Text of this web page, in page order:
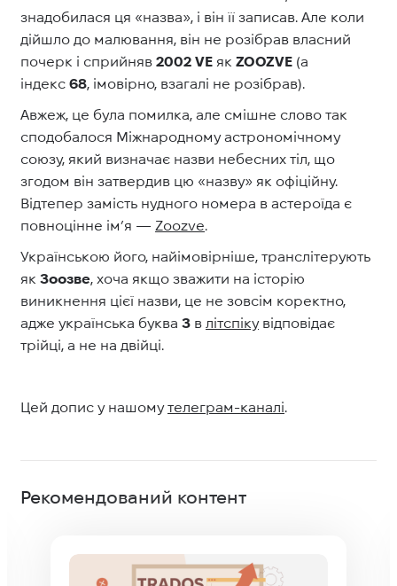
знадобилася ця «назва», і він її записав. Але коли
дійшло до малювання, він не розібрав власний
почерк і сприйняв 2002 VE як ZOOZVE (а
індекс 68, імовірно, взагалі не розібрав).
Авжеж, це була помилка, але смішне слово так
сподобалося Міжнародному астрономічному
союзу, який визначає назви небесних тіл, що
згодом він затвердив цю «назву» як офіційну.
Відтепер замість нудного номера в астероїда є
повноцінне ім’я — Zoozve.
Українською його, найімовірніше, транслітерують
як Зоозве, хоча якщо зважити на історію
виникнення цієї назви, це не зовсім коректно,
адже українська буква З в літспікувідповідає
трійці, а не на двійці.
Цей допис у нашомутелеграм-каналі.
Рекомендований контент